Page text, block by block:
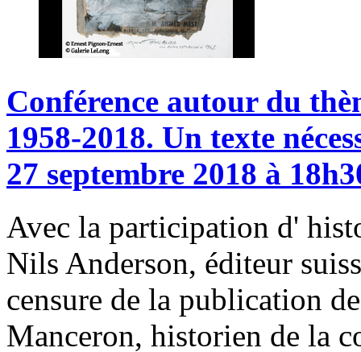
Conférence autour du
1958-2018. Un texte
27 septembre 2018 à
Avec la participation d'
Nils Anderson, éditeur
censure de la publication
Manceron, historien de la